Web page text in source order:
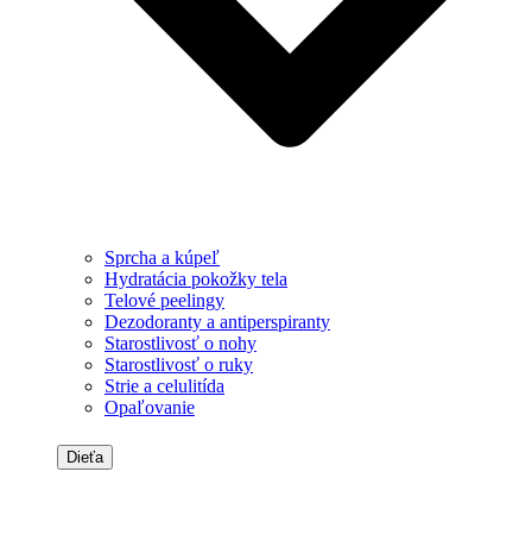
Sprcha a kúpeľ
Hydratácia pokožky tela
Telové peelingy
Dezodoranty a antiperspiranty
Starostlivosť o nohy
Starostlivosť o ruky
Strie a celulitída
Opaľovanie
Dieťa